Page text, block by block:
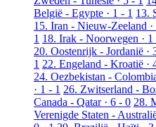
België - Egypte · 1 - 1 13.
15. Iran - Nieuw-Zeeland ·
1 18. Irak - Noorwegen · 1
20. Oostenrijk - Jordanië ·
1 22. Engeland - Kroatië ·
24. Oezbekistan -
· 1 - 1 26. Zwitserland -
Canada - Qatar · 6 - 0 28.
Verenigde Staten -